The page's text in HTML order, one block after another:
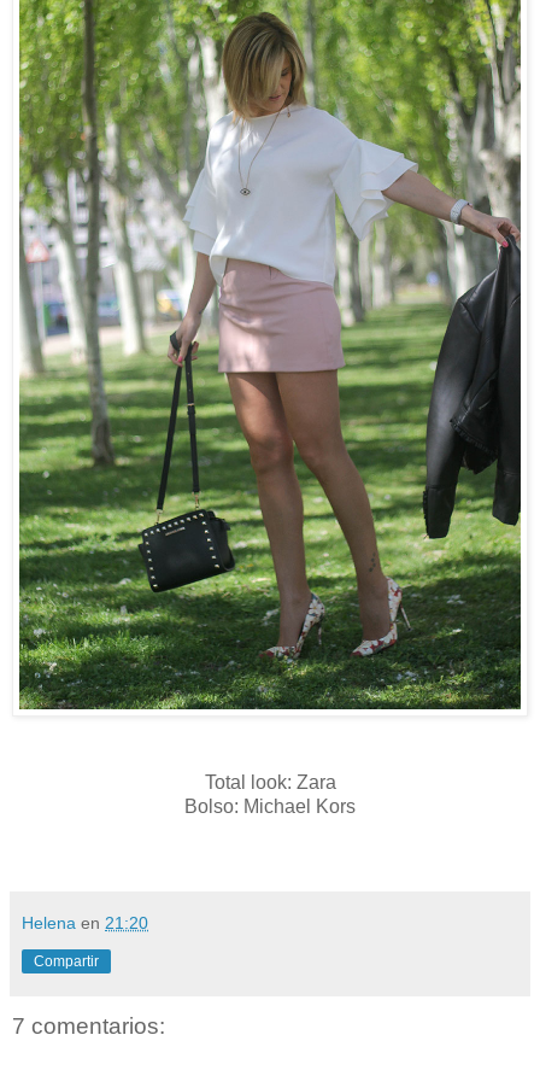
Total look: Zara
Bolso: Michael Kors
Helena en 21:20
Compartir
7 comentarios: